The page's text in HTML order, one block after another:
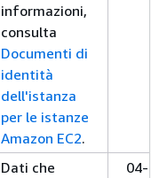
informazioni,
consulta
Documenti di
identità
dell'istanza
per le istanze
Amazon EC2.
Dati che
04-